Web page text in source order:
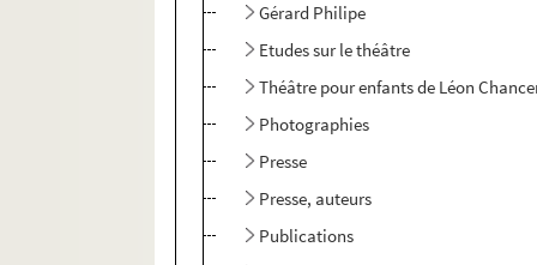
Gérard Philipe
Etudes sur le théâtre
Théâtre pour enfants de Léon
Photographies
Presse
Presse, auteurs
Publications